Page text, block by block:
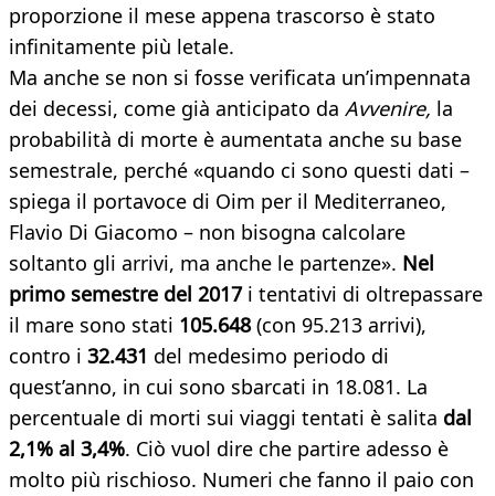
proporzione il mese appena trascorso è stato
infinitamente più letale.
Ma anche se non si fosse verificata un’impennata
dei decessi, come già anticipato da Avvenire, la
probabilità di morte è aumentata anche su base
semestrale, perché «quando ci sono questi dati –
spiega il portavoce di Oim per il Mediterraneo,
Flavio Di Giacomo – non bisogna calcolare
soltanto gli arrivi, ma anche le partenze». Nel
primo semestre del 2017i tentativi di oltrepassare
il mare sono stati 105.648(con 95.213 arrivi),
contro i 32.431 del medesimo periodo di
quest’anno, in cui sono sbarcati in 18.081. La
percentuale di morti sui viaggi tentati è salita dal
2,1% al 3,4%. Ciò vuol dire che partire adesso è
molto più rischioso. Numeri che fanno il paio con